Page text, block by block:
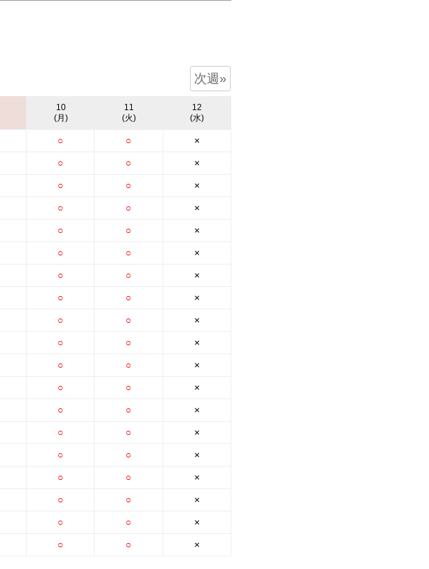
お知らせ
お問い合わせ
来店予約
会員登録
次週»
10
(月)
○
○
○
○
○
○
○
○
○
○
○
○
○
○
○
○
○
○
○
11
(火)
○
○
○
○
○
○
○
○
○
○
○
○
○
○
○
○
○
○
○
12
(水)
×
×
×
×
×
×
×
×
×
×
×
×
×
×
×
×
×
×
×